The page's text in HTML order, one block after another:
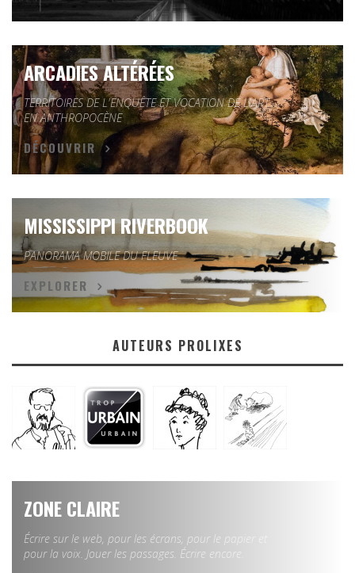
ARCADIES ALTÉRÉES
TERRITOIRES DE L'ENQUÊTE ET VOCATION DE L'ART
EN ANTHROPOCÈNE
DÉCOUVRIR
MISSISSIPPI RIVERBOOK
PANORAMA MOBILE DU FLEUVE
EXPLORER
AUTEURS PROLIXES
ZONE CLAIRE
Écrire sur le web, pour les écrans, pour le papier et
pour la voix. Jouer les passages. Écrire encore.